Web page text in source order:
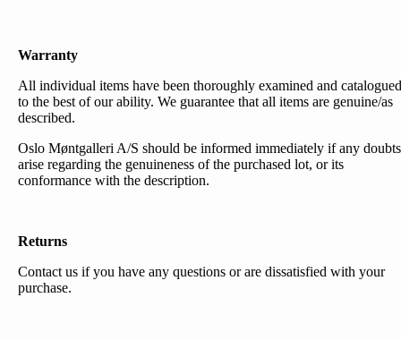
Warranty
All individual items have been thoroughly examined and catalogued
to the best of our ability. We guarantee that all items are genuine/as
described.
Oslo Møntgalleri A/S should be informed immediately if any doubts
arise regarding the genuineness of the purchased lot, or its
conformance with the description.
Returns
Contact us if you have any questions or are dissatisfied with your
purchase.